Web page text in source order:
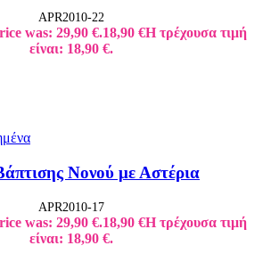
APR2010-22
was: 29,90 €.18,90 €Η τρέχουσα τιμή
είναι: 18,90 €.
Νονού με Αστέρια
APR2010-17
was: 29,90 €.18,90 €Η τρέχουσα τιμή
είναι: 18,90 €.